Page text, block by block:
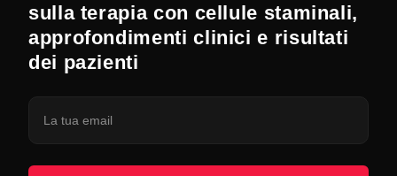
sulla terapia con cellule staminali,
approfondimenti clinici e risultati
dei pazienti